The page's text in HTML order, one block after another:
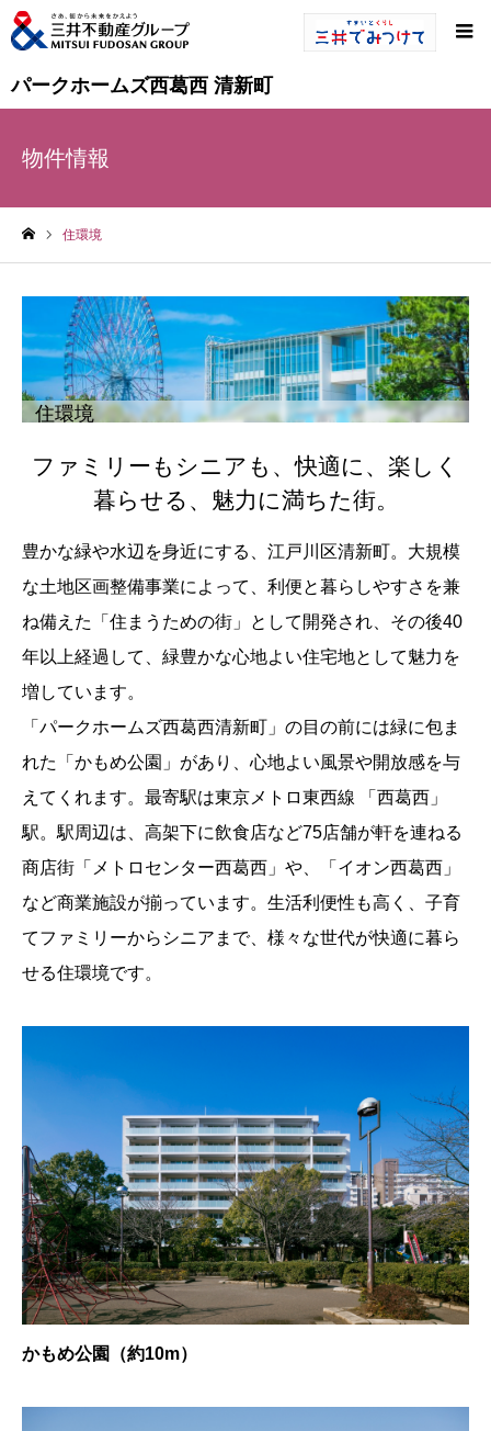
パークホームズ西葛西 清新町
物件情報
住環境
住環境
ファミリーもシニアも、快適に、楽しく
暮らせる、魅力に満ちた街。
豊かな緑や水辺を身近にする、江戸川区清新町。大規模
な土地区画整備事業によって、利便と暮らしやすさを兼
ね備えた「住まうための街」として開発され、その後40
年以上経過して、緑豊かな心地よい住宅地として魅力を
増しています。
「パークホームズ西葛西清新町」の目の前には緑に包ま
れた「かもめ公園」があり、心地よい風景や開放感を与
えてくれます。最寄駅は東京メトロ東西線 「西葛西」
駅。駅周辺は、高架下に飲食店など75店舗が軒を連ねる
商店街「メトロセンター西葛西」や、「イオン西葛西」
など商業施設が揃っています。生活利便性も高く、子育
てファミリーからシニアまで、様々な世代が快適に暮ら
せる住環境です。
かもめ公園（約10m）